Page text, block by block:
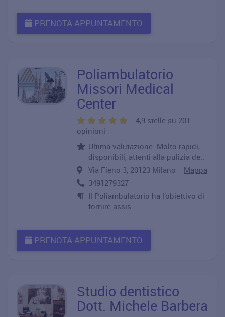
PRENOTA APPUNTAMENTO
Poliambulatorio
Missori Medical
Center
4,9 stelle su 201
opinioni
Ultima valutazione: Molto rapidi,
disponibili, attenti alla pulizia de..
Via Fieno 3, 20123 Milano Mappa
3491279327
Il Poliambulatorio ha l’obiettivo di
fornire assis..
PRENOTA APPUNTAMENTO
Studio dentistico
Dott. Michele Barbera